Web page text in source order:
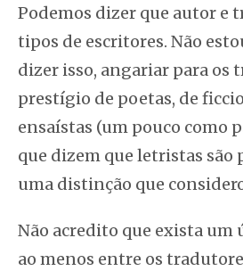
Podemos dizer que autor e
tipos de escritores. Não
dizer isso, angariar para os
prestígio de poetas, de
ensaístas (um pouco como
que dizem que letristas são
uma distinção que
Não acredito que exista
ao menos entre os